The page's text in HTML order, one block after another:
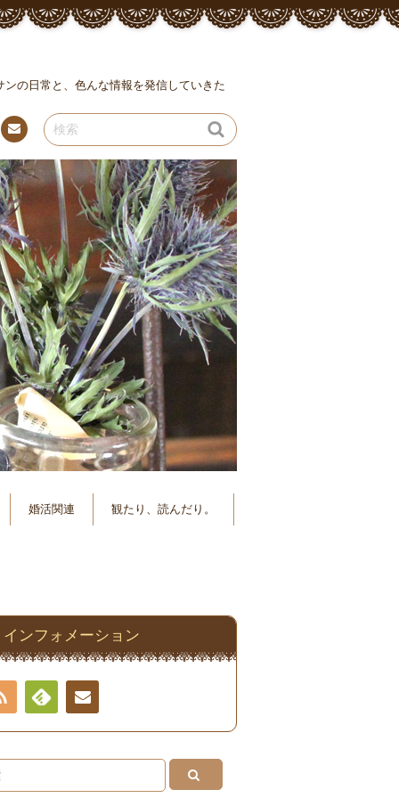
の日常と、色んな情報を発信していきた
先
婚活関連 観たり、読んだり。
インフォメーション
RSS
Feedly連絡
先